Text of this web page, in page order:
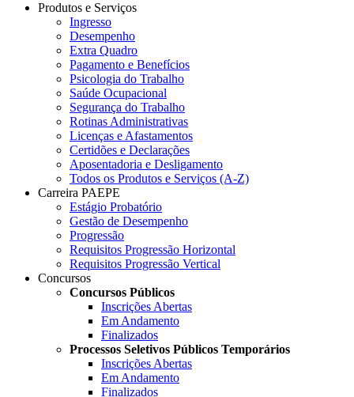
Produtos e Serviços
Ingresso
Desempenho
Extra Quadro
Pagamento e Benefícios
Psicologia do Trabalho
Saúde Ocupacional
Segurança do Trabalho
Rotinas Administrativas
Licenças e Afastamentos
Certidões e Declarações
Aposentadoria e Desligamento
Todos os Produtos e Serviços (A-Z)
Carreira PAEPE
Estágio Probatório
Gestão de Desempenho
Progressão
Requisitos Progressão Horizontal
Requisitos Progressão Vertical
Concursos
Concursos Públicos
Inscrições Abertas
Em Andamento
Finalizados
Processos Seletivos Públicos Temporários
Inscrições Abertas
Em Andamento
Finalizados